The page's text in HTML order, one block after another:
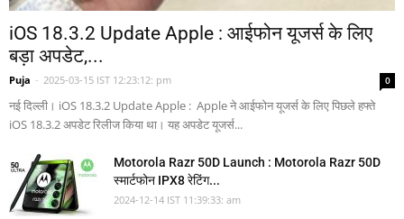
iOS 18.3.2 Update Apple : आईफोन यूजर्स के लिए
बड़ा अपडेट,...
Puja - 2025-03-15 IST 12:23:12: pm 0
नई दिल्ली। iOS 18.3.2 Update Apple : Apple ने आईफोन यूजर्स के लिए पिछले हफ्ते
iOS 18.3.2 अपडेट रिलीज किया था। यह अपडेट यूजर्स...
Motorola Razr 50D Launch : Motorola Razr 50D
स्मार्टफोन IPX8 रेटिंग...
2024-12-14 IST 11:39:33: am